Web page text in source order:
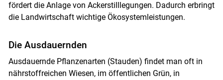
fördert die Anlage von Ackerstilllegungen. Dadurch erbringt
die Landwirtschaft wichtige Ökosystemleistungen.
Die Ausdauernden
Ausdauernde Pflanzenarten (Stauden) findet man oft in
nährstoffreichen Wiesen, im öffentlichen Grün, in